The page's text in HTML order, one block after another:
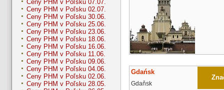
Ceny PHM v Poľsku 07.07.
Ceny PHM v Poľsku 02.07.
Ceny PHM v Poľsku 30.06.
Ceny PHM v Poľsku 25.06.
Ceny PHM v Poľsku 23.06.
Ceny PHM v Poľsku 18.06.
Ceny PHM v Poľsku 16.06.
Ceny PHM v Poľsku 11.06.
Ceny PHM v Poľsku 09.06.
Ceny PHM v Poľsku 04.06.
Ceny PHM v Poľsku 02.06.
Ceny PHM v Poľsku 28.05.
Gdańsk
Gdaňsk